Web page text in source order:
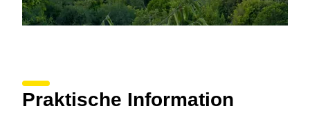
Praktische Information